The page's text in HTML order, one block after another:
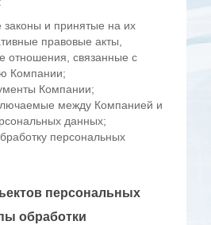
и принятые на их
правовые акты,
отношения, связанные с
Компании;
Компании;
между Компанией и
данных;
персональных
персональных
обработки